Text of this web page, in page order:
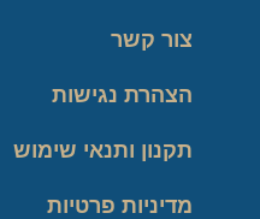
צור קשר
הצהרת נגישות
תקנון ותנאי שימוש
מדיניות פרטיות